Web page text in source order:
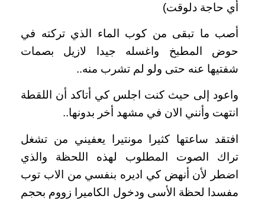
أي حاجة دلوقت)
أصب ما تبقى من كوب الماء الذي تركته في
حوض المطبخ واغسله جيدا لازيل بصمات
شفتيها عنه حتى ولو لم تشرب منه..
واعود إلى حيث كنت اجلس كي أتاكد أن اللقطة
انتهت وأنني الان في مشهد أخر بدونها..
افتقد ساعتها كثيرا مونتيرا يعفيني من تشغل
تراك الصوت المطلوب لهذه اللحظة والذي
اضطر لأن أنهض كي اديره بنفسي من الاب توب
مفسدا لحظة الأسى ودخول الكاميرا زووم بحجم